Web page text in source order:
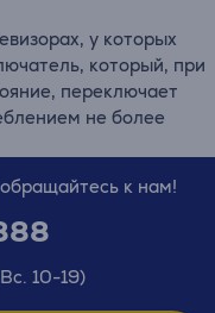
у которых
который, при
переключает
не более
к нам!
10-19)